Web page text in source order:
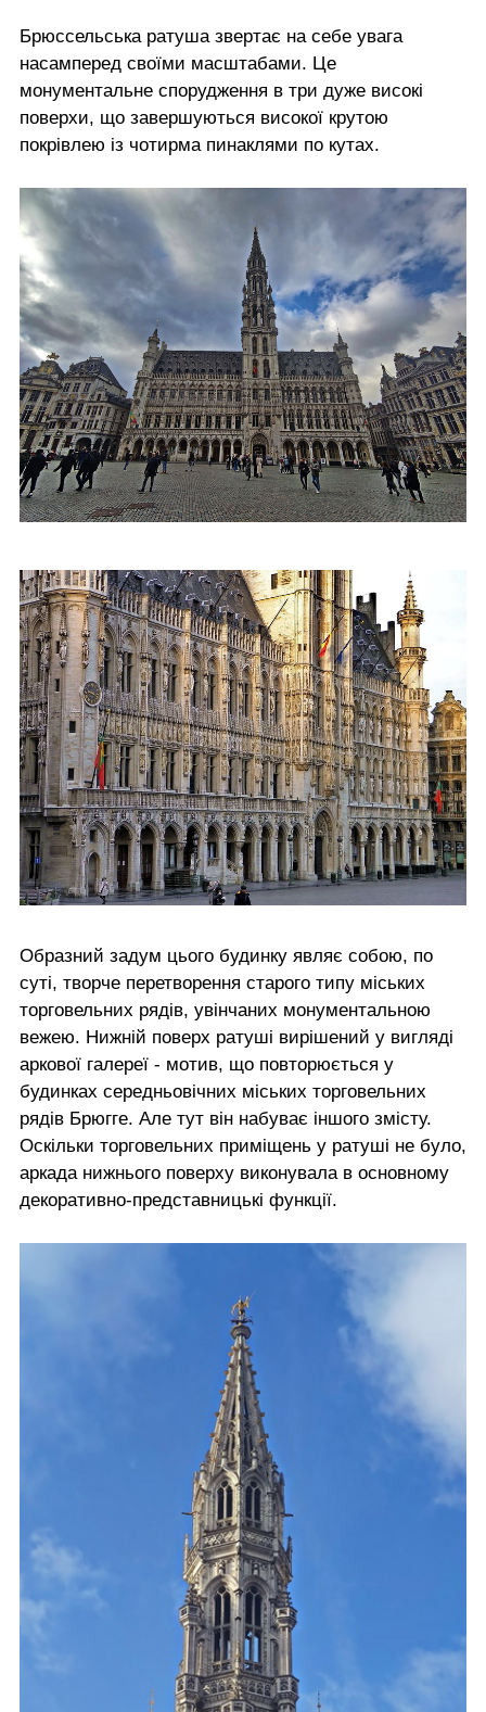
Брюссельська ратуша звертає на себе увага
насамперед своїми масштабами. Це
монументальне спорудження в три дуже високі
поверхи, що завершуються високої крутою
покрівлею із чотирма пинаклями по кутах.
Образний задум цього будинку являє собою, по
суті, творче перетворення старого типу міських
торговельних рядів, увінчаних монументальною
вежею. Нижній поверх ратуші вирішений у вигляді
аркової галереї - мотив, що повторюється у
будинках середньовічних міських торговельних
рядів Брюгге. Але тут він набуває іншого змісту.
Оскільки торговельних приміщень у ратуші не було,
аркада нижнього поверху виконувала в основному
декоративно-представницькі функції.